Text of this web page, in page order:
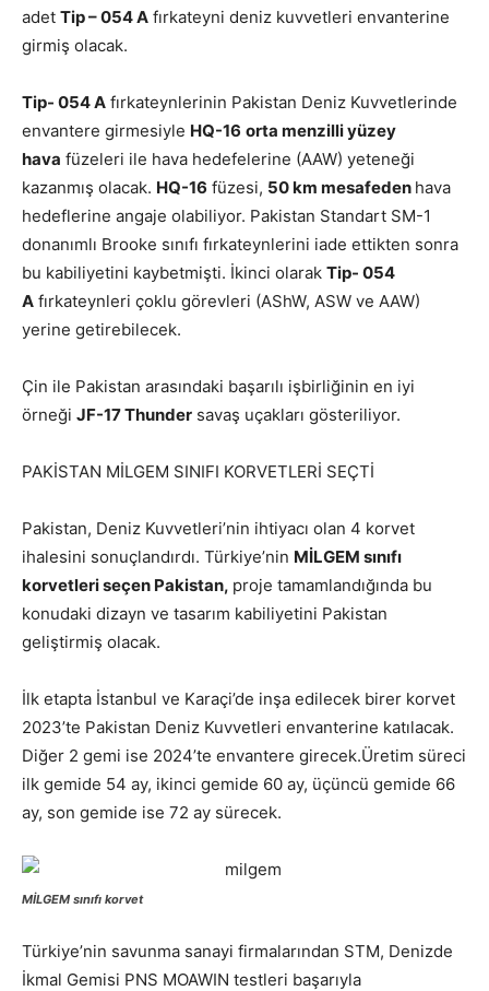
adet Tip – 054 A fırkateyni deniz kuvvetleri envanterine
girmiş olacak.
Tip- 054 A fırkateynlerinin Pakistan Deniz Kuvvetlerinde
envantere girmesiyle HQ-16 orta menzilli yüzey
hava füzeleri ile hava hedefelerine (AAW) yeteneği
kazanmış olacak. HQ-16 füzesi, 50 km mesafeden hava
hedeflerine angaje olabiliyor. Pakistan Standart SM-1
donanımlı Brooke sınıfı fırkateynlerini iade ettikten sonra
bu kabiliyetini kaybetmişti. İkinci olarak Tip- 054
A fırkateynleri çoklu görevleri (AShW, ASW ve AAW)
yerine getirebilecek.
Çin ile Pakistan arasındaki başarılı işbirliğinin en iyi
örneği JF-17 Thunder savaş uçakları gösteriliyor.
PAKİSTAN MİLGEM SINIFI KORVETLERİ SEÇTİ
Pakistan, Deniz Kuvvetleri’nin ihtiyacı olan 4 korvet
ihalesini sonuçlandırdı. Türkiye’nin MİLGEM sınıfı
korvetleri seçen Pakistan, proje tamamlandığında bu
konudaki dizayn ve tasarım kabiliyetini Pakistan
geliştirmiş olacak.
İlk etapta İstanbul ve Karaçi’de inşa edilecek birer korvet
2023’te Pakistan Deniz Kuvvetleri envanterine katılacak.
Diğer 2 gemi ise 2024’te envantere girecek.Üretim süreci
ilk gemide 54 ay, ikinci gemide 60 ay, üçüncü gemide 66
ay, son gemide ise 72 ay sürecek.
MİLGEM sınıfı korvet
Türkiye’nin savunma sanayi firmalarından STM, Denizde
İkmal Gemisi PNS MOAWIN testleri başarıyla